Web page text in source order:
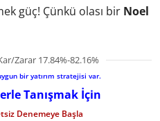
güç! Çünkü olası bir Noel
Zarar 17.84%-82.16%
bir yatırım stratejisi var.
Tanışmak İçin
Denemeye Başla